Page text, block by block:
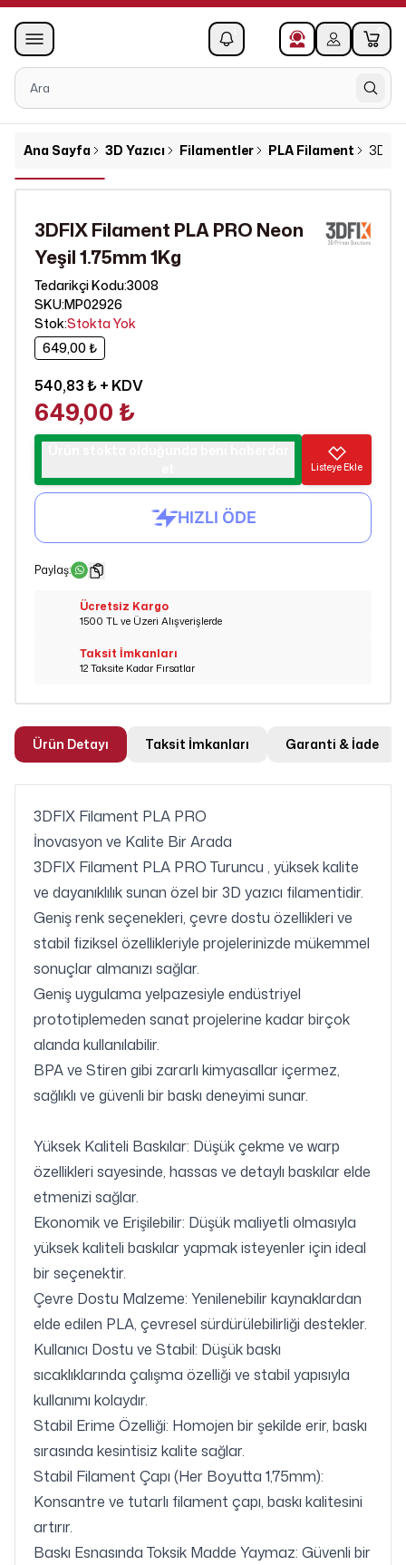
0
Ana Sayfa 3D Yazıcı Filamentler PLA Filament
3DFIX Filament PLA PRO Neon
Yeşil 1.75mm 1Kg
Tedarikçi Kodu:3008
SKU:MP02926
Stok:Stokta Yok
649,00 ₺
540,83 ₺+ KDV
649,00 ₺
Listeye Ekle
Paylaş:
Ücretsiz Kargo
1500 TL ve Üzeri Alışverişlerde
Taksit İmkanları
12 Taksite Kadar Fırsatlar
Ürün Detayı Taksit İmkanları Garanti & İade
3DFIX Filament PLA PRO
İnovasyon ve Kalite Bir Arada
3DFIX Filament PLA PRO Turuncu , yüksek kalite
ve dayanıklılık sunan özel bir 3D yazıcı filamentidir.
Geniş renk seçenekleri, çevre dostu özellikleri ve
stabil fiziksel özellikleriyle projelerinizde mükemmel
sonuçlar almanızı sağlar.
Geniş uygulama yelpazesiyle endüstriyel
prototiplemeden sanat projelerine kadar birçok
alanda kullanılabilir.
BPA ve Stiren gibi zararlı kimyasallar içermez,
sağlıklı ve güvenli bir baskı deneyimi sunar.
Yüksek Kaliteli Baskılar: Düşük çekme ve warp
özellikleri sayesinde, hassas ve detaylı baskılar elde
etmenizi sağlar.
Ekonomik ve Erişilebilir: Düşük maliyetli olmasıyla
yüksek kaliteli baskılar yapmak isteyenler için ideal
bir seçenektir.
Çevre Dostu Malzeme: Yenilenebilir kaynaklardan
elde edilen PLA, çevresel sürdürülebilirliği destekler.
Kullanıcı Dostu ve Stabil: Düşük baskı
sıcaklıklarında çalışma özelliği ve stabil yapısıyla
kullanımı kolaydır.
Stabil Erime Özelliği: Homojen bir şekilde erir, baskı
sırasında kesintisiz kalite sağlar.
Stabil Filament Çapı (Her Boyutta 1,75mm):
Konsantre ve tutarlı filament çapı, baskı kalitesini
artırır.
Baskı Esnasında Toksik Madde Yaymaz: Güvenli bir